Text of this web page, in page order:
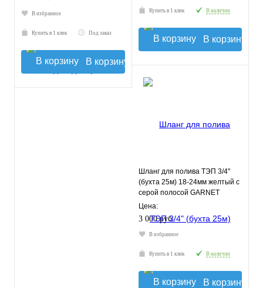
В избранное
Купить в 1 клик Под заказ
В корзину
Купить в 1 клик В наличии
В корзину
Шланг для полива ТЭП 3/4"
(бухта 25м) 18-24мм желтый с
серой полосой GARNET
COLOR
Цена:
3 000 руб.
В избранное
Купить в 1 клик В наличии
В корзину